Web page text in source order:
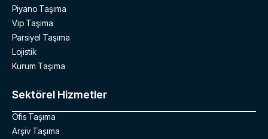
Piyano Taşıma
Vip Taşıma
Parsiyel Taşıma
Lojistik
Kurum Taşıma
Sektörel Hizmetler
Ofis Taşıma
Arşiv Taşıma